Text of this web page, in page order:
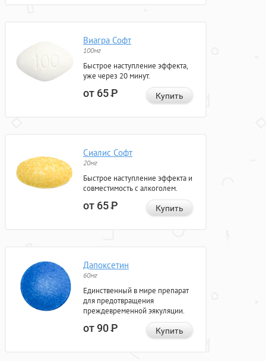
Виагра Софт
100мг
Быстрое наступление эффекта,
уже через 20 минут.
от 65Р Купить
Сиалис Софт
20мг
Быстрое наступление эффекта и
совместимость с алкоголем.
от 65Р Купить
Дапоксетин
60мг
Единственный в мире препарат
для предотвращения
преждевременной эякуляции.
от 90Р Купить